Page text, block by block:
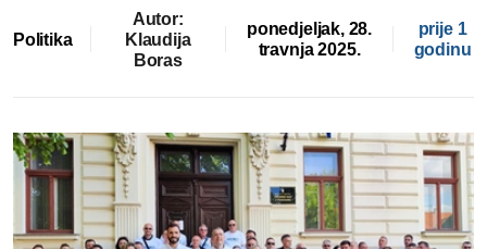
Politika
Autor:
Klaudija
Boras
ponedjeljak, 28.
travnja 2025.
prije 1
godinu